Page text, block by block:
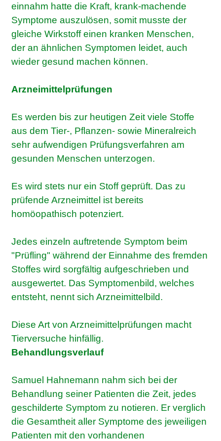
einnahm hatte die Kraft, krank-machende
Symptome auszulösen, somit musste der
gleiche Wirkstoff einen kranken Menschen,
der an ähnlichen Symptomen leidet, auch
wieder gesund machen können.
Arzneimittelprüfungen
Es werden bis zur heutigen Zeit viele Stoffe
aus dem Tier-, Pflanzen- sowie Mineralreich
sehr aufwendigen Prüfungsverfahren am
gesunden Menschen unterzogen.
Es wird stets nur ein Stoff geprüft. Das zu
prüfende Arzneimittel ist bereits
homöopathisch potenziert.
Jedes einzeln auftretende Symptom beim
"Prüfling" während der Einnahme des fremden
Stoffes wird sorgfältig aufgeschrieben und
ausgewertet. Das Symptomenbild, welches
entsteht, nennt sich Arzneimittelbild.
Diese Art von Arzneimittelprüfungen macht
Tierversuche hinfällig.
Behandlungsverlauf
Samuel Hahnemann nahm sich bei der
Behandlung seiner Patienten die Zeit, jedes
geschilderte Symptom zu notieren. Er verglich
die Gesamtheit aller Symptome des jeweiligen
Patienten mit den vorhandenen